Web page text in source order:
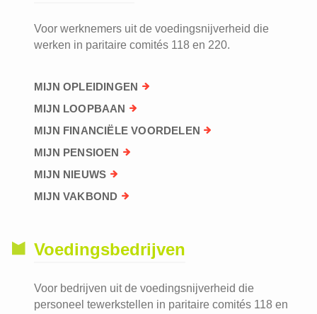
Voor werknemers uit de voedingsnijverheid die
werken in paritaire comités 118 en 220.
MIJN OPLEIDINGEN
MIJN LOOPBAAN
MIJN FINANCIËLE VOORDELEN
MIJN PENSIOEN
MIJN NIEUWS
MIJN VAKBOND
Voedingsbedrijven
Voor bedrijven uit de voedingsnijverheid die
personeel tewerkstellen in paritaire comités 118 en